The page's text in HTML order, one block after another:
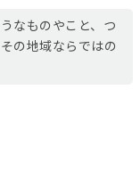
なものやこと、つ
の地域ならではの